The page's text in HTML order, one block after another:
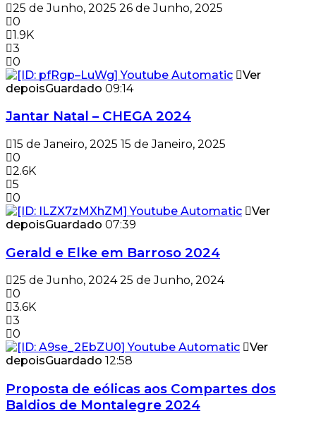
25 de Junho, 2025 26 de Junho, 2025
0
1.9K
3
0
Ver
depoisGuardado 09:14
Jantar Natal – CHEGA 2024
15 de Janeiro, 2025 15 de Janeiro, 2025
0
2.6K
5
0
Ver
depoisGuardado 07:39
Gerald e Elke em Barroso 2024
25 de Junho, 2024 25 de Junho, 2024
0
3.6K
3
0
Ver
depoisGuardado 12:58
Proposta de eólicas aos Compartes dos
Baldios de Montalegre 2024